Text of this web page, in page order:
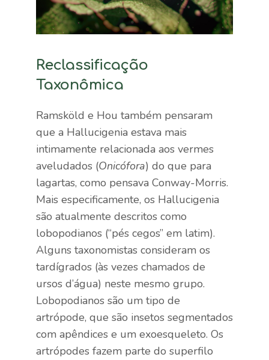
Reclassificação
Taxonômica
Ramsköld e Hou também pensaram
que a Hallucigenia estava mais
intimamente relacionada aos vermes
aveludados (Onicófora) do que para
lagartas, como pensava Conway-Morris.
Mais especificamente, os Hallucigenia
são atualmente descritos como
lobopodianos (“pés cegos” em latim).
Alguns taxonomistas consideram os
tardígrados (às vezes chamados de
ursos d’água) neste mesmo grupo.
Lobopodianos são um tipo de
artrópode, que são insetos segmentados
com apêndices e um exoesqueleto. Os
artrópodes fazem parte do superfilo